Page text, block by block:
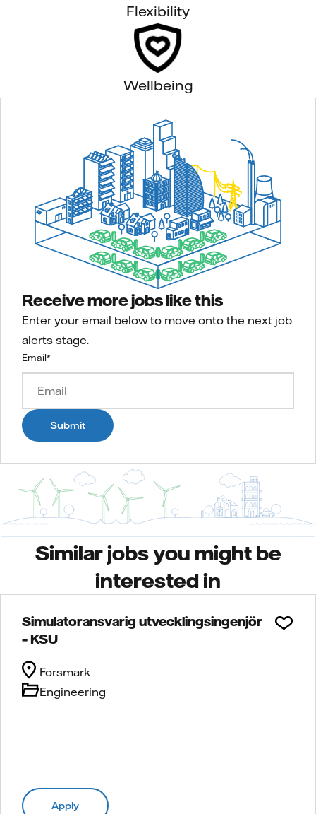
Flexibility
Wellbeing
Receive more jobs like this
Enter your email below to move onto the next job
alerts stage.
Email*
Submit
Similar jobs you might be
interested in
Simulatoransvarig utvecklingsingenjör
– KSU
Engineering
Forsmark
Apply